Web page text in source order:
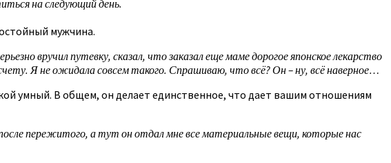
на следующий день.
мужчина.
вручил путевку, сказал, что заказал еще маме дорогое японское лекарство
Я не ожидала совсем такого. Спрашиваю, что всё? Он – ну, всё наверное…
умный. В общем, он делает единственное, что дает вашим отношениям
пережитого, а тут он отдал мне все материальные вещи, которые нас